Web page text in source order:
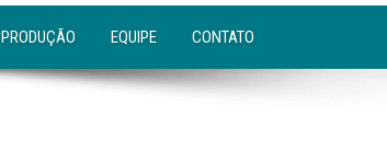
PRODUÇÃO EQUIPE CONTATO